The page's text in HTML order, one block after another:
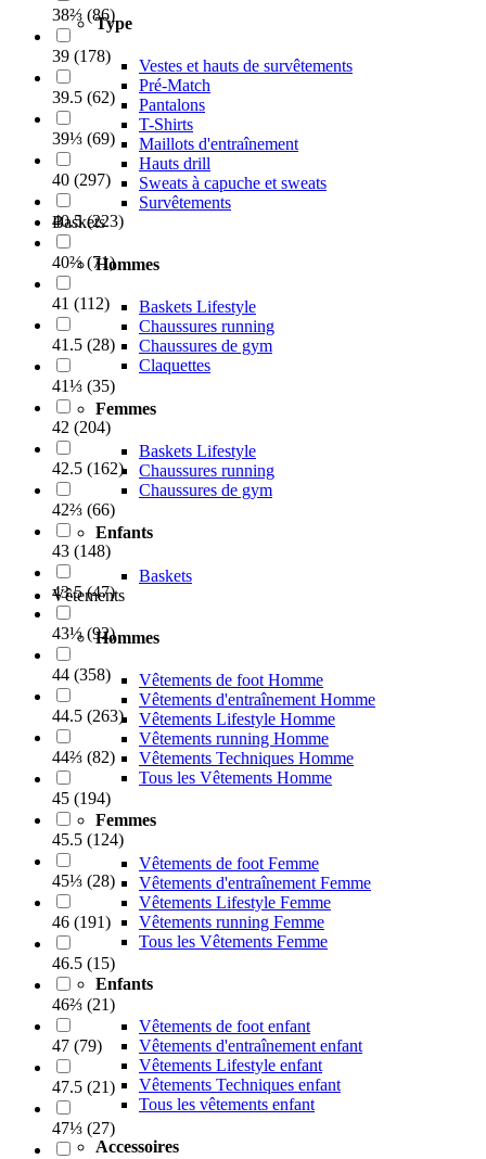
Type
Vestes et hauts de survêtements
Pré-Match
Pantalons
T-Shirts
Maillots d'entraînement
Hauts drill
Sweats à capuche et sweats
Survêtements
Baskets
Hommes
Baskets Lifestyle
Chaussures running
Chaussures de gym
Claquettes
Femmes
Baskets Lifestyle
Chaussures running
Chaussures de gym
Enfants
Baskets
Vêtements
Hommes
Vêtements de foot Homme
Vêtements d'entraînement Homme
Vêtements Lifestyle Homme
Vêtements running Homme
Vêtements Techniques Homme
Tous les Vêtements Homme
Femmes
Vêtements de foot Femme
Vêtements d'entraînement Femme
Vêtements Lifestyle Femme
Vêtements running Femme
Tous les Vêtements Femme
Enfants
Vêtements de foot enfant
Vêtements d'entraînement enfant
Vêtements Lifestyle enfant
Vêtements Techniques enfant
Tous les vêtements enfant
Accessoires
38⅔ (86)
39 (178)
39.5 (62)
39⅓ (69)
40 (297)
40.5 (223)
40⅔ (71)
41 (112)
41.5 (28)
41⅓ (35)
42 (204)
42.5 (162)
42⅔ (66)
43 (148)
43.5 (47)
43⅓ (92)
44 (358)
44.5 (263)
44⅔ (82)
45 (194)
45.5 (124)
45⅓ (28)
46 (191)
46.5 (15)
46⅔ (21)
47 (79)
47.5 (21)
47⅓ (27)